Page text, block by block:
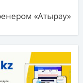
«Атырау»